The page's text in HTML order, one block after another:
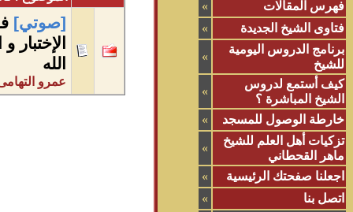
فهرس المقالات
»
فتاوى الشيخ الجديدة
»
برنامج الدروس اليومية
للشيخ
»
كيف أستمع لدروس
الشيخ المباشرة ؟
»
خارطة الوصول للمسجد
»
تزكيات أهل العلم للشيخ
ماهر القحطاني
»
اجعلنا صفحتك الرئيسية
»
اتصل بنا
»
[صوتي]
اﻹختبار
الله
عمرو